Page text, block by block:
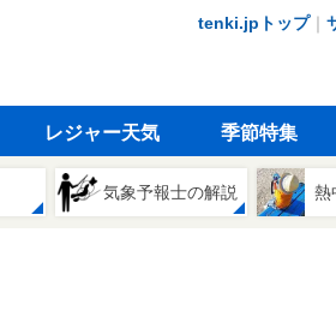
tenki.jpトップ｜
レジャー天気 季節特集
気象予報士の解説 熱